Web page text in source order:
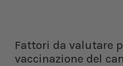
Fattori da valutare
vaccinazione del